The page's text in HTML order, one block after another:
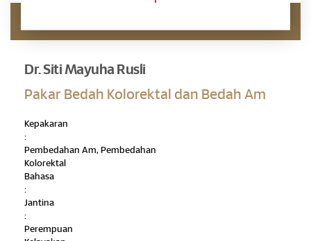
Dr. Siti Mayuha Rusli
Pakar Bedah Kolorektal dan Bedah Am
Kepakaran
:
Pembedahan Am, Pembedahan
Kolorektal
Bahasa
:
Jantina
:
Perempuan